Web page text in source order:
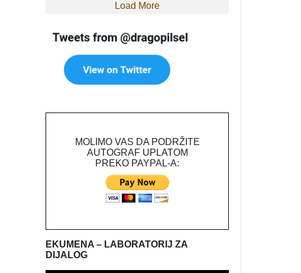
Load More
MOLIMO VAS DA PODRŽITE
AUTOGRAF UPLATOM
PREKO PAYPAL-A:
EKUMENA – LABORATORIJ ZA
DIJALOG